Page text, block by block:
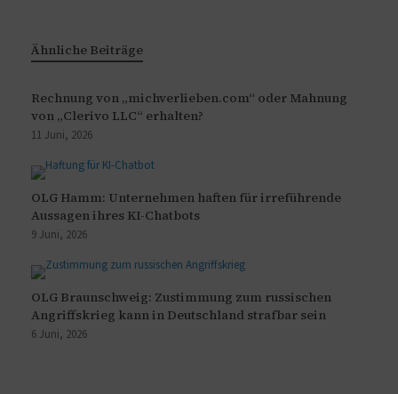
Ähnliche Beiträge
Rechnung von „michverlieben.com“ oder Mahnung
von „Clerivo LLC“ erhalten?
11 Juni, 2026
OLG Hamm: Unternehmen haften für irreführende
Aussagen ihres KI-Chatbots
9 Juni, 2026
OLG Braunschweig: Zustimmung zum russischen
Angriffskrieg kann in Deutschland strafbar sein
6 Juni, 2026